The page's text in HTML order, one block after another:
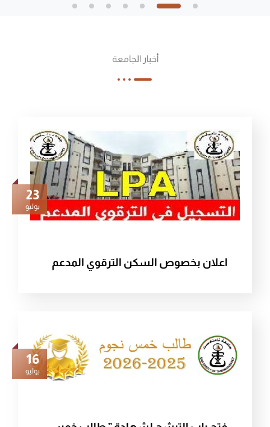
أخبار الجامعة
23
يوليو
اعلان بخصوص السكن الترقوي المدعم
16
يوليو